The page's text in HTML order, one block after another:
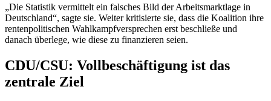
„Die Statistik vermittelt ein falsches Bild der Arbeitsmarktlage in
Deutschland“, sagte sie. Weiter kritisierte sie, dass die Koalition ihre
rentenpolitischen Wahlkampfversprechen erst beschließe und
danach überlege, wie diese zu finanzieren seien.
CDU/CSU: Vollbeschäftigung ist das
zentrale Ziel